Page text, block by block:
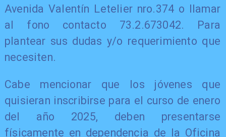
Avenida Valentín Letelier nro.374 o llamar
al fono contacto 73.2.673042. Para
plantear sus dudas y/o requerimiento que
necesiten.
​Cabe mencionar que los jóvenes que
quisieran inscribirse para el curso de enero
del año 2025, deben presentarse
físicamente en dependencia de la Oficina